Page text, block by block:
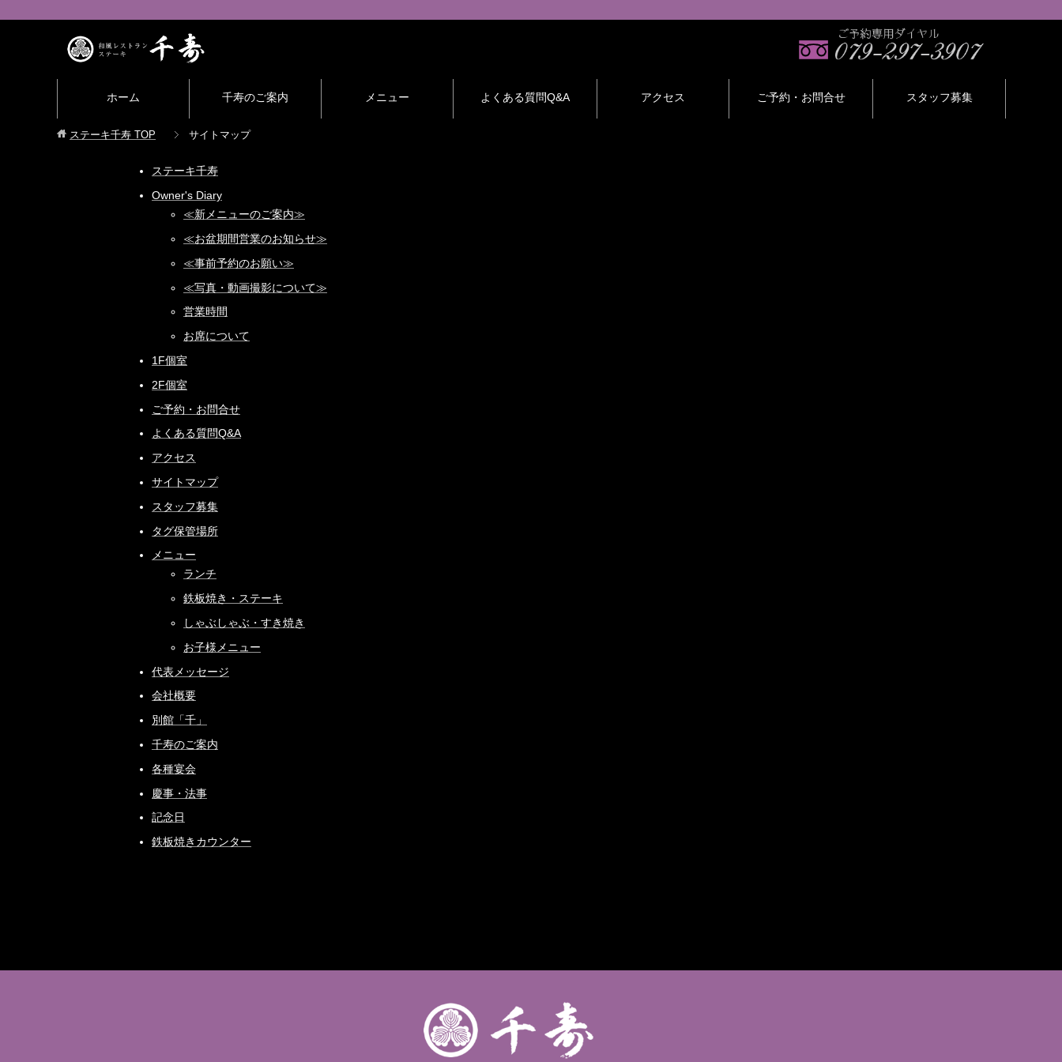
ホーム 千寿のご案内 メニュー よくある質問Q&A アクセス ご予約・お問合せ スタッフ募集
ステーキ千寿 TOP サイトマップ
ステーキ千寿
Owner's Diary
≪新メニューのご案内≫
≪お盆期間営業のお知らせ≫
≪事前予約のお願い≫
≪写真・動画撮影について≫
営業時間
お席について
1F個室
2F個室
ご予約・お問合せ
よくある質問Q&A
アクセス
サイトマップ
スタッフ募集
タグ保管場所
メニュー
ランチ
鉄板焼き・ステーキ
しゃぶしゃぶ・すき焼き
お子様メニュー
代表メッセージ
会社概要
別館「千」
千寿のご案内
各種宴会
慶事・法事
記念日
鉄板焼きカウンター